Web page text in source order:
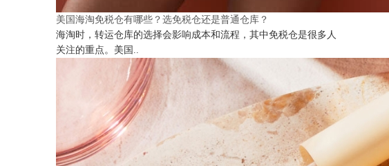
美国海淘免税仓有哪些？选免税仓还是普通仓库？
海淘时，转运仓库的选择会影响成本和流程，其中免税仓是很多人
关注的重点。美国..